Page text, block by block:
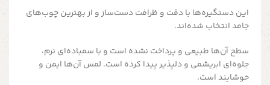
این دستگیره‌ها با دقت و ظرافت دست‌ساز و از بهترین چوب‌های
جامد انتخاب شده‌اند.
سطح آن‌ها طبیعی و پرداخت نشده است و با سمباده‌ای نرم،
جلوه‌ای ابریشمی و دلپذیر پیدا کرده است. لمس آن‌ها ایمن و
خوشایند است.